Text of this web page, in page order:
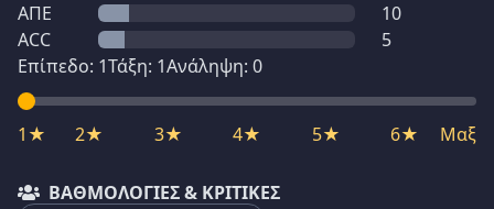
ΑΠΕ
10
ACC
5
Επίπεδο: 1Τάξη: 1Ανάληψη: 0
1★ 2★ 3★ 4★ 5★ 6★ Μαξ
ΒΑΘΜΟΛΟΓΊΕΣ & ΚΡΙΤΙΚΈΣ